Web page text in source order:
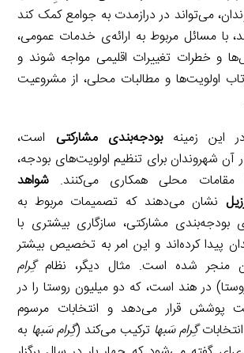
می‌تواند در درازمدت به جوامع کمک کند
با مسائل مربوط به ارائه‌ی خدمات عمومی،
و خطرات تغییرات اقلیمی مواجه شوند و
اولویت‌ها و مطالبات محلی، از مشروعیت
این زمینهبودجه‌بندی مشارکتی است،
آن شهروندان برای تنظیم اولویت‌های بودجه،
مقامات محلی همکاری می‌کنند. شواهد
نشان می‌دهند که تصمیمات مربوط به
بودجه‌بندی مشارکتی، سازگاری بیشتری با
پیدا کرده‌اند و این امر به تخصیص بیشتر
منجر شده است. مثال دیگر، نظامگِرام
در هند است، که دو میلیون روستا را در
پوشش قرار می‌دهد و انتخابات مرسوم
گِرام سَبها ترکیب می‌کند (گِرام سَبها به